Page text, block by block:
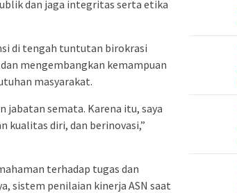
dan jaga integritas serta etika
di tengah tuntutan birokrasi
mengembangkan kemampuan
masyarakat.
jabatan semata. Karena itu, saya
kualitas diri, dan berinovasi,”
terhadap tugas dan
sistem penilaian kinerja ASN saat